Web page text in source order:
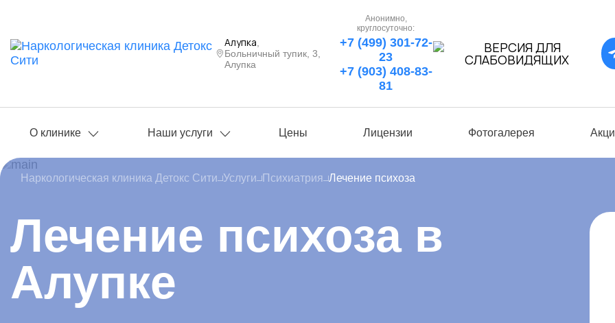
Алупка
Больничный тупик, 3,
Алупка
Анонимно,
круглосуточно:
+7 (499) 301-72-
23
+7 (903) 408-83-
81
О клинике Наши услуги Цены Лицензии Фотогалерея
Наркологическая клиника Детокс Сити Услуги Психиатрия Лечение психоза
Лечение психоза в
Алупке